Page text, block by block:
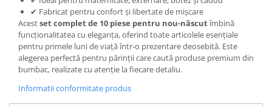
✔ Fabricat pentru confort și libertate de mișcare
Acestset complet de 10 piese pentru nou-născutîmbină
funcționalitatea cu eleganța, oferind toate articolele esențiale
pentru primele luni de viață într-o prezentare deosebită. Este
alegerea perfectă pentru părinții care caută produse premium din
bumbac, realizate cu atenție la fiecare detaliu.
Informatii conformitate produs